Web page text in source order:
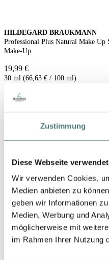
Zustimmung
Diese Webseite
Wir verwenden Cookies,
Medien anbieten zu
geben wir Informationen
Medien, Werbung und
möglicherweise mit
im Rahmen Ihrer Nutzung
HILDEGARD BRAUKMANN
Professional Plus Natural Make Up
Make-Up
19,99 €
30 ml (66,63 € / 100 ml)